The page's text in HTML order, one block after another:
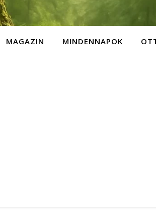
MAGAZIN MINDENNAPOK